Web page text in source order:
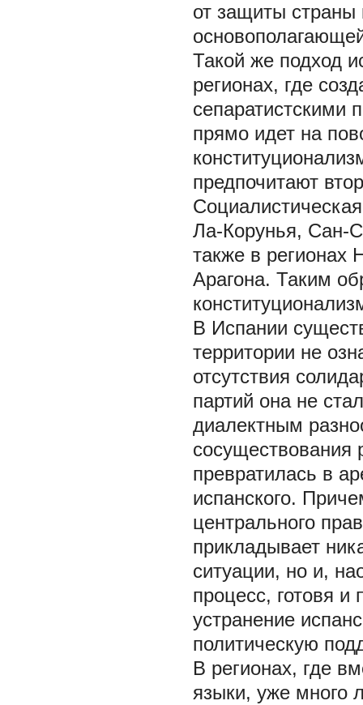
от защиты страны
Такой же подход
регионах, где
сепаратистскими
прямо идет на
предпочитают
Ла-Корунья, Сан-
также в регионах
Арагона. Таким
В Испании
территории не
отсутствия
партий она не
диалектным
сосуществования
превратилась в
испанского.
центрального
прикладывает
ситуации, но и,
процесс, готовя
устранение
политическую
В регионах, где
языки, уже много